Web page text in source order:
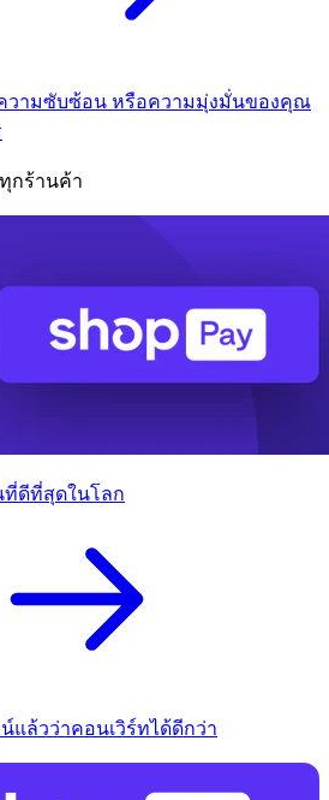
วามซับซ้อน หรือความมุ่งมั่นของคุณ
กร้านค้า
ที่ดีที่สุดในโลก
แล้วว่าคอนเวิร์ทได้ดีกว่า